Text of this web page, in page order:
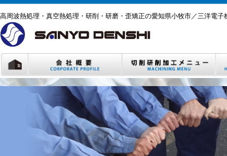
高周波熱処理・真空熱処理・研削・研磨・歪矯正の愛知県小牧市／三洋電子